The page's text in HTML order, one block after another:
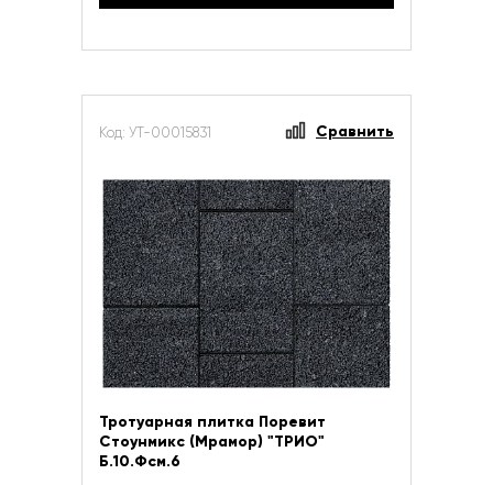
Код: УТ-00015831 Сравнить
Тротуарная плитка Поревит
Стоунмикс (Мрамор) "ТРИО"
Б.10.Фсм.6